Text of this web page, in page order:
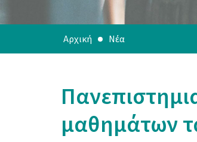
Αρχική Νέα
μαθημάτων